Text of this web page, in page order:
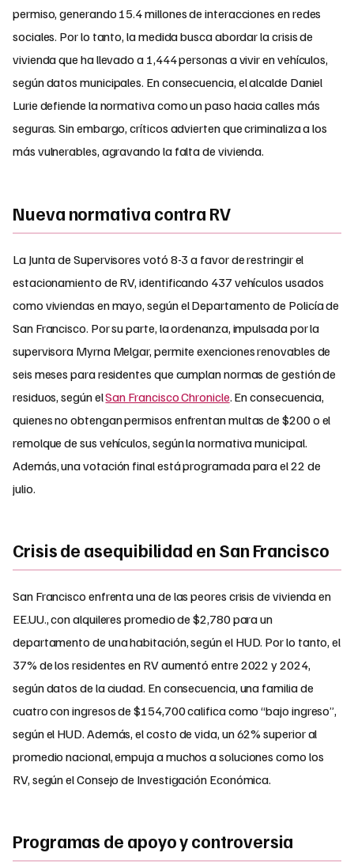
permiso, generando 15.4 millones de interacciones en redes
sociales. Por lo tanto, la medida busca abordar la crisis de
vivienda que ha llevado a 1,444 personas a vivir en vehículos,
según datos municipales. En consecuencia, el alcalde Daniel
Lurie defiende la normativa como un paso hacia calles más
seguras. Sin embargo, críticos advierten que criminaliza a los
más vulnerables, agravando la falta de vivienda.
Nueva normativa contra RV
La Junta de Supervisores votó 8-3 a favor de restringir el
estacionamiento de RV, identificando 437 vehículos usados
como viviendas en mayo, según el Departamento de Policía de
San Francisco. Por su parte, la ordenanza, impulsada por la
supervisora Myrna Melgar, permite exenciones renovables de
seis meses para residentes que cumplan normas de gestión de
residuos, según elSan Francisco Chronicle. En consecuencia,
quienes no obtengan permisos enfrentan multas de $200 o el
remolque de sus vehículos, según la normativa municipal.
Además, una votación final está programada para el 22 de
julio.
Crisis de asequibilidad en San Francisco
San Francisco enfrenta una de las peores crisis de vivienda en
EE.UU., con alquileres promedio de $2,780 para un
departamento de una habitación, según el HUD. Por lo tanto, el
37% de los residentes en RV aumentó entre 2022 y 2024,
según datos de la ciudad. En consecuencia, una familia de
cuatro con ingresos de $154,700 califica como “bajo ingreso”,
según el HUD. Además, el costo de vida, un 62% superior al
promedio nacional, empuja a muchos a soluciones como los
RV, según el Consejo de Investigación Económica.
Programas de apoyo y controversia